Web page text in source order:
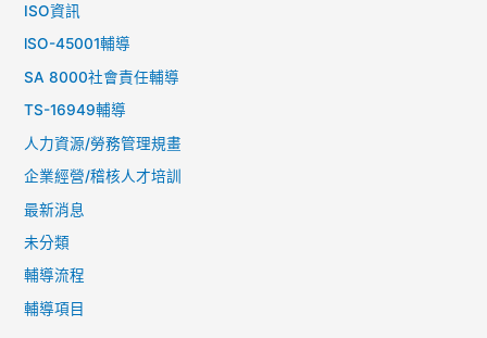
ISO資訊
lSO-45001輔導
SA 8000社會責任輔導
TS-16949輔導
人力資源/勞務管理規畫
企業經營/稽核人才培訓
最新消息
未分類
輔導流程
輔導項目